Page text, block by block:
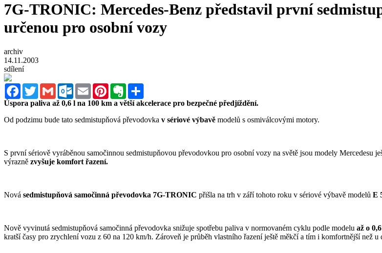
7G-TRONIC: Mercedes-Benz představil první
určenou pro osobní vozy
archiv
14.11.2003
sdílení
FacebookTwitterGmail Outlook.com
Email PinterestEvernote
Úspora paliva až 0,6 l na 100 km a větší akcelerace pro bezpečné předjíždění.
Od podzimu bude tato sedmistupňová převodovka v sériové výbavě modelů s osmiválcovými motory.
S první sériově vyráběnou samočinnou sedmistupňovou převodovkou pro osobní vozy na světě jsou modely Mercedesu
výrazně zvyšuje komfort řazení.
Nová sedmistupňová samočinná převodovka 7G-TRONIC přišla na trh v září tohoto roku v sériové výbavě modelů E
Nově vyvinutá sedmistupňová samočinná převodovka snižuje spotřebu paliva v normovaném cyklu podle modelu až o
kratší časy pro zrychlení vozu z 60 na 120 km/h. Zároveň je průběh vlastního řazení ještě měkčí a tím i komfortnější než